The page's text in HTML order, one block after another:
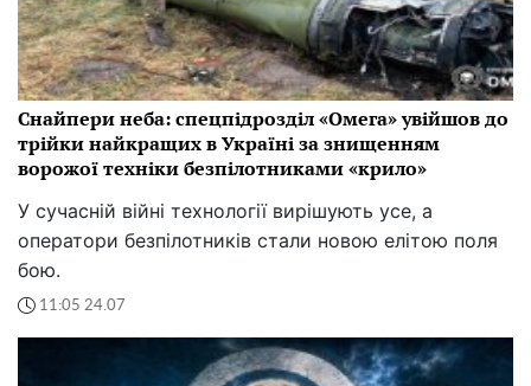
Снайпери неба: спецпідрозділ «Омега» увійшов до
трійки найкращих в Україні за знищенням
ворожої техніки безпілотниками «крило»
У сучасній війні технології вирішують усе, а
оператори безпілотників стали новою елітою поля
бою.
11:05 24.07